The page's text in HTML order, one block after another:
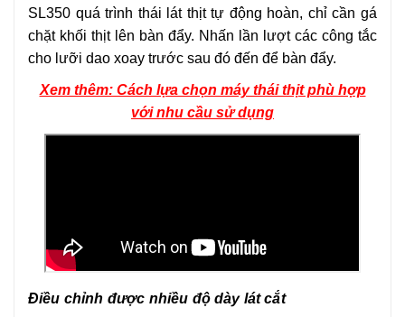
SL350 quá trình thái lát thịt tự động hoàn, chỉ cần gá
chặt khối thịt lên bàn đẩy. Nhấn lần lượt các công tắc
cho lưỡi dao xoay trước sau đó đến để bàn đẩy.
Xem thêm: Cách lựa chọn máy thái thịt phù hợp
với nhu cầu sử dụng
Điều chỉnh được nhiều độ dày lát cắt